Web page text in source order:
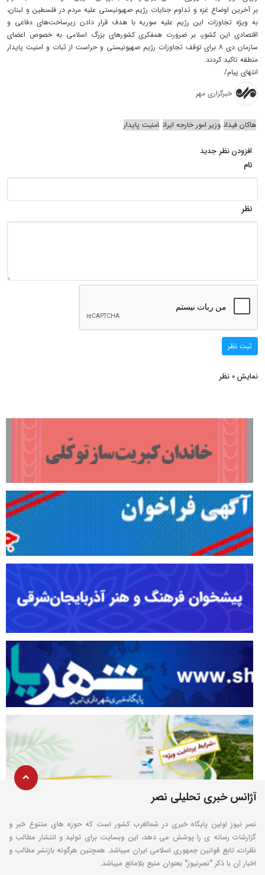
بر آخرین اوضاع غزه و تداوم جنایات رژیم صهیونیستی علیه مردم در فلسطین و لبنان،
به ویژه تجاوزات این رژیم علیه سوریه با هدف قرار دادن زیرساخت‌های دفاعی و
اقتصادی این کشور، بر ضرورت همفکری کشورهای بزرگ اسلامی به خصوص اعضای
سازمان دی ۸ برای توقف تجاوزات رژیم صهیونیستی و حراست از ثبات و امنیت پایدار
منطقه تاکید کردند.
انتهای پیام/
خبرگزاری مهر
هاکان فیدان وزیر امور خارجه ایران امنیت پایدار
افزودن نظر جدید
نام
نظر
ثبت نظر
نمایش 0 نظر
آژانس خبری تحلیلی نصر
نصر نیوز اولین پایگاه خبری در شمالغرب کشور است که حوزه های متنوع خبر و
گزارشات رسانه ی را پوشش می دهد، این وبسایت برای تولید و انتشار مطالب و
نظرات، تابع قوانین جمهوری اسلامی ایران میباشد. همچنین هرگونه بازنشر مطالب و
اخبار آن با ذکر "نصرنیوز" بعنوان منبع بلامانع میباشد.